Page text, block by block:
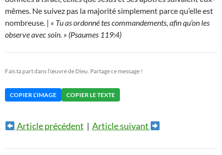
mêmes. Ne suivez pas la majorité simplement parce qu’elle est
nombreuse. | « Tu as ordonné tes commandements, afin qu’on les
observe avec soin. » (Psaumes 119:4)
Fais ta part dans l’œuvre de Dieu. Partage ce message !
COPIER L’IMAGE COPIER LE TEXTE
Article précédent | Article suivant